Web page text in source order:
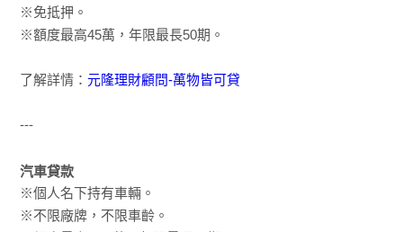
※免抵押。
※額度最高45萬，年限最長50期。
了解詳情：元隆理財顧問-萬物皆可貸
---
汽車貸款
※個人名下持有車輛。
※不限廠牌，不限車齡。